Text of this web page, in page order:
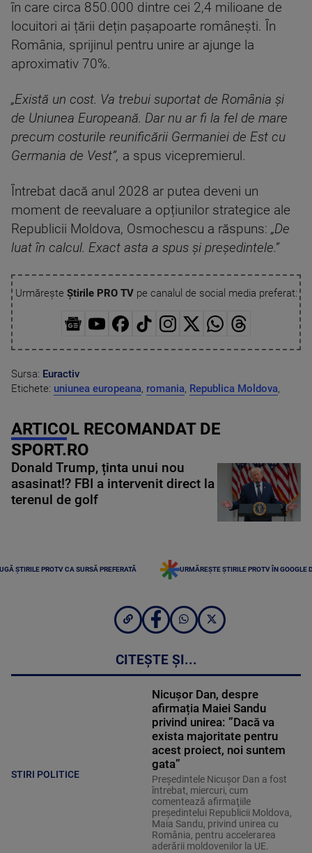
în care circa 850.000 dintre cei 2,4 milioane de
locuitori ai țării dețin pașapoarte românești. În
România, sprijinul pentru unire ar ajunge la
aproximativ 70%.
„Există un cost. Va trebui suportat de România și
de Uniunea Europeană. Dar nu ar fi la fel de mare
precum costurile reunificării Germaniei de Est cu
Germania de Vest”, a spus vicepremierul.
Întrebat dacă anul 2028 ar putea deveni un
moment de reevaluare a opțiunilor strategice ale
Republicii Moldova, Osmochescu a răspuns: „De
luat în calcul. Exact asta a spus și președintele.”
Urmărește Știrile PRO TVpe canalul de social media preferat:
Sursa: Euractiv
Etichete: uniunea europeana, romania, Republica Moldova,
ARTICOL RECOMANDAT DE
SPORT.RO
Donald Trump, ținta unui nou
asasinat!? FBI a intervenit direct la
terenul de golf
ȘTIRILE PROTV CA SURSĂ PREFERATĂ URMĂREȘTE ȘTIRILE PROTV ÎN GOOGLE
CITEȘTE ȘI...
STIRI POLITICE
Nicușor Dan, despre
afirmația Maiei Sandu
privind unirea: ”Dacă va
exista majoritate pentru
acest proiect, noi suntem
gata”
Preşedintele Nicuşor Dan a fost
întrebat, miercuri, cum
comentează afirmaţiile
președintelui Republicii Moldova,
Maia Sandu, privind unirea cu
România, pentru accelerarea
aderării moldovenilor la UE.